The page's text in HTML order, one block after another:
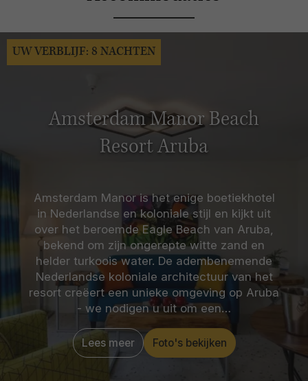
Amsterdam Manor Beach
Resort Aruba
Amsterdam Manor is het enige boetiekhotel
in Nederlandse en koloniale stijl en kijkt uit
over het beroemde Eagle Beach van Aruba,
bekend om zijn ongerepte witte zand en
helder turkoois water. De adembenemende
Nederlandse koloniale architectuur van het
resort creëert een unieke omgeving op Aruba
- we nodigen u uit om een…
Lees meer Foto's bekijken
UW VERBLIJF: 8 NACHTEN